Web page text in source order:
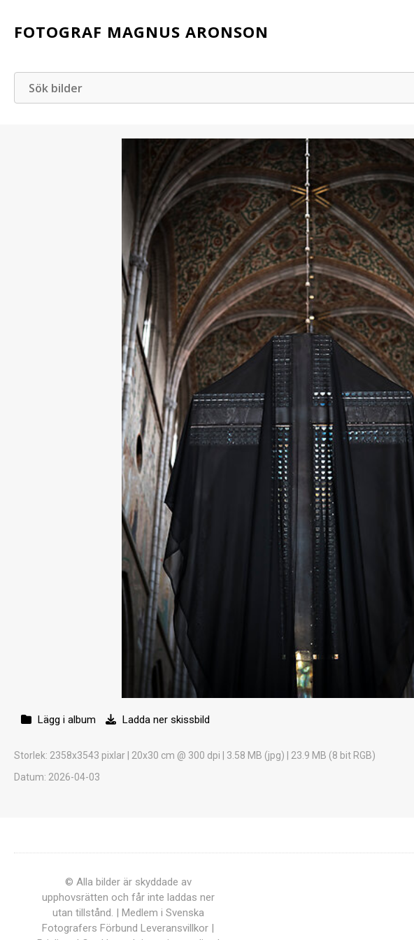
FOTOGRAF MAGNUS ARONSON
Lägg i album Ladda ner skissbild
Storlek: 2358x3543 pixlar | 20x30 cm @ 300 dpi | 3.58 MB (jpg) | 23.9 MB (8 bit RGB)
Datum: 2026-04-03
© Alla bilder är skyddade av
upphovsrätten och får inte laddas ner
utan tillstånd. | Medlem i Svenska
Fotografers Förbund Leveransvillkor |